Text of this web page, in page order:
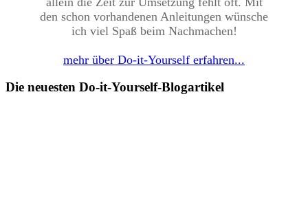
den schon vorhandenen Anleitungen wünsche
ich viel Spaß beim Nachmachen!
mehr über Do-it-Yourself erfahren...
Die neuesten Do-it-Yourself-Blogartikel